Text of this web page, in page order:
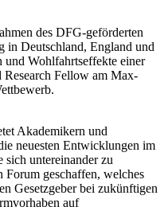
des DFG-geförderten
in Deutschland, England und
Wohlfahrtseffekte einer
Fellow am Max-
Akademikern und
neuesten Entwicklungen im
sich untereinander zu
Forum geschaffen, welches
Gesetzgeber bei zukünftigen
auf